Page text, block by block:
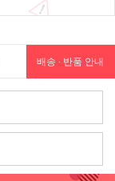
배송 · 반품 안내